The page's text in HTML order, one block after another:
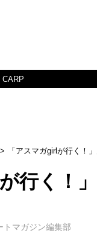
CARP
「アスマガgirlが行く！
行く！
トマガジン編集部